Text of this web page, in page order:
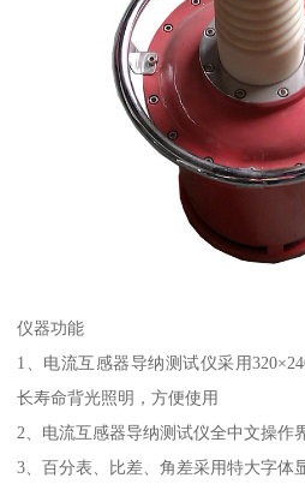
仪器功能
1、电流互感器导纳测试仪采用
长寿命背光照明，方便使用
2、电流互感器导纳测试仪全中文操作
3、百分表、比差、角差采用特大字体